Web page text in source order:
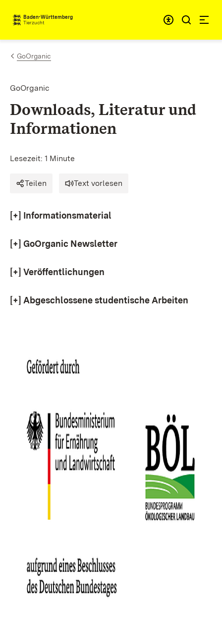
Zum Inhalt springen
Baden-Württemberg
Tierzucht
GoOrganic
GoOrganic
Downloads, Literatur und
Informationen
Lesezeit: 1 Minute
Teilen Text vorlesen
[+] Informationsmaterial
[+] GoOrganic Newsletter
[+] Veröffentlichungen
[+] Abgeschlossene studentische Arbeiten